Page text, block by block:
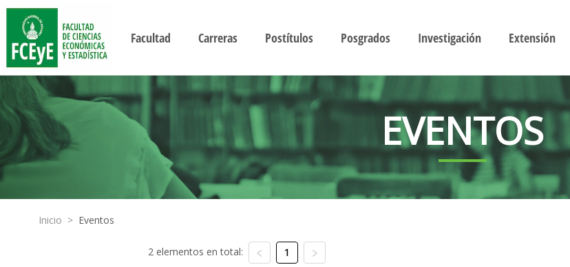
Facultad Carreras Postítulos Posgrados Investigación Extensión
EVENTOS
Inicio > Eventos
2 elementos en total: 1